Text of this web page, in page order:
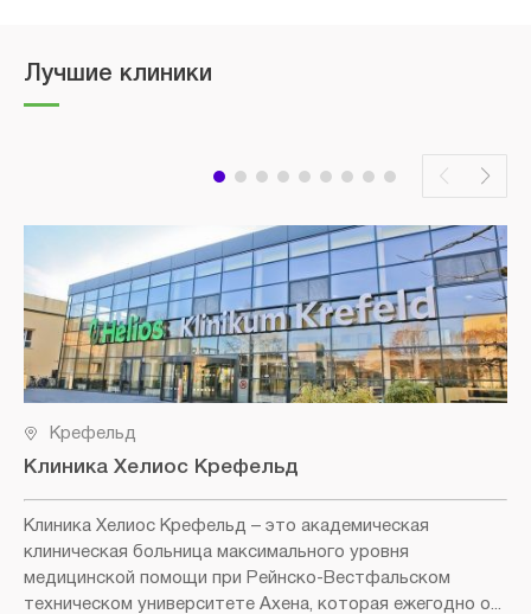
Лучшие клиники
Крефельд
Клиника Хелиос Крефельд
Клиника Хелиос Крефельд – это академическая
клиническая больница максимального уровня
медицинской помощи при Рейнско-Вестфальском
техническом университете Ахена, которая ежегодно о...